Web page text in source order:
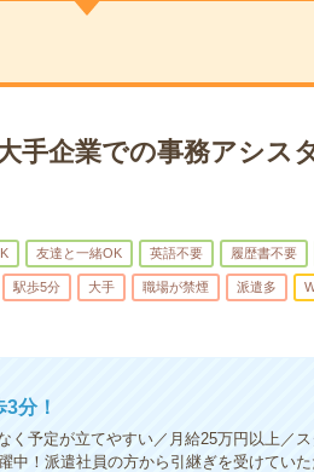
手企業での事務アシス
友達と一緒OK 英語不要 履歴書不要
駅歩5分 大手 職場が禁煙 派遣多
分！
く予定が立てやすい／月給25万円以上／
中！派遣社員の方から引継ぎを受けてい